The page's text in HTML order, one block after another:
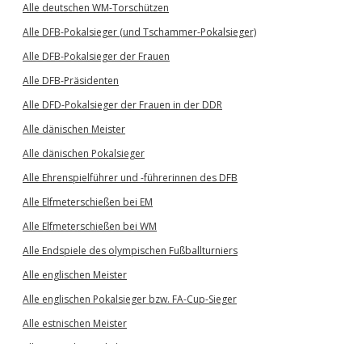
Alle deutschen WM-Torschützen
Alle DFB-Pokalsieger (und Tschammer-Pokalsieger)
Alle DFB-Pokalsieger der Frauen
Alle DFB-Präsidenten
Alle DFD-Pokalsieger der Frauen in der DDR
Alle dänischen Meister
Alle dänischen Pokalsieger
Alle Ehrenspielführer und -führerinnen des DFB
Alle Elfmeterschießen bei EM
Alle Elfmeterschießen bei WM
Alle Endspiele des olympischen Fußballturniers
Alle englischen Meister
Alle englischen Pokalsieger bzw. FA-Cup-Sieger
Alle estnischen Meister